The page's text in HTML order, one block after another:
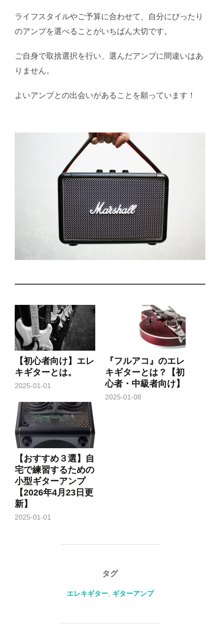
ライフスタイルやご予算に合わせて、自分にぴったり
のアンプを選べることがいちばん大切です。
ご自身で取捨選択を行い、選んだアンプに間違いはあ
りません。
よいアンプとの出会いがあることを願っています！
【初心者向け】エレ
キギターとは。
2025-01-01
『フルアコ』のエレ
キギターとは？【初
心者・中級者向け】
2025-01-08
【おすすめ３選】自
宅で練習するための
小型ギターアンプ
【2026年4月23日更
新】
2025-01-01
タグ
エレキギター, ギターアンプ